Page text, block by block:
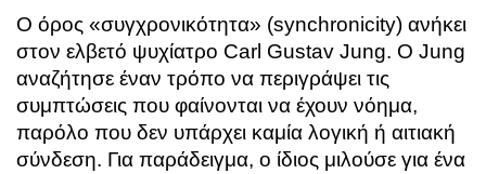
Ο όρος «συγχρονικότητα» (synchronicity) ανήκει
στον ελβετό ψυχίατρο Carl Gustav Jung. Ο Jung
αναζήτησε έναν τρόπο να περιγράψει τις
συμπτώσεις που φαίνονται να έχουν νόημα,
παρόλο που δεν υπάρχει καμία λογική ή αιτιακή
σύνδεση. Για παράδειγμα, ο ίδιος μιλούσε για ένα